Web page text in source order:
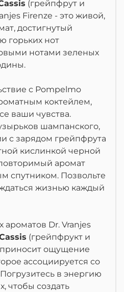
(грейпфрут и
Firenze - это живой,
достигнутый
горьких нот
нотами зеленых
с Pompelmo
коктейлем,
ваши чувства.
шампанского,
с зарядом грейпфрута
кислинкой черной
аромат
спутником. Позвольте
жизнью каждый
Dr. Vranjes
(грейпфрукт и
ощущение
ассоциируется со
в энергию
чтобы создать